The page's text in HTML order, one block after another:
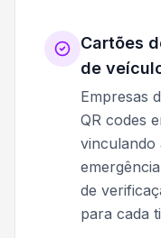
Cartões
de
Empresas
QR codes
vinculando
de
para cada